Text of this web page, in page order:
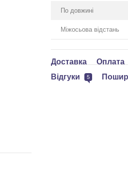
По довжині
Міжосьова відстань
Доставка Оплата
Відгуки
5